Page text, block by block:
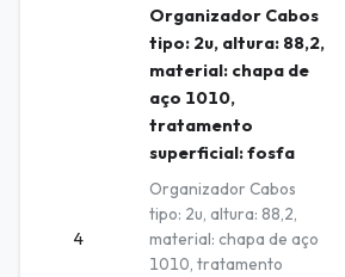
4
Organizador Cabos
tipo: 2u, altura: 88,2,
material: chapa de
aço 1010,
tratamento
superficial: fosfa
Organizador Cabos
tipo: 2u, altura: 88,2,
material: chapa de aço
1010, tratamento